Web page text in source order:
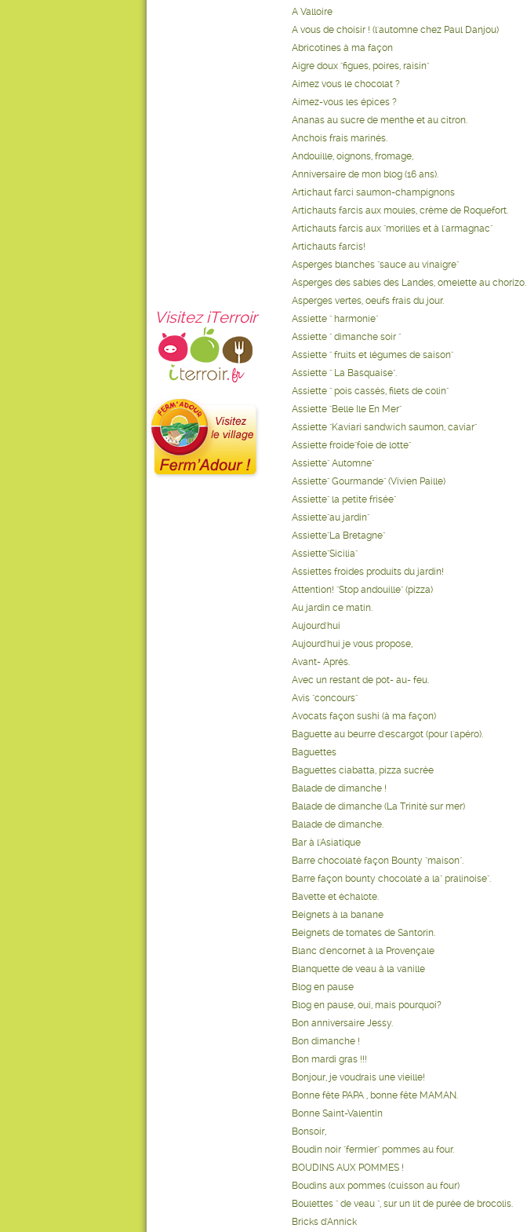
Visitez iTerroir
A Valloire
A vous de choisir ! (l'automne chez Paul Danjou)
Abricotines à ma façon
Aigre doux "figues, poires, raisin"
Aimez vous le chocolat ?
Aimez-vous les épices ?
Ananas au sucre de menthe et au citron.
Anchois frais marinés.
Andouille, oignons, fromage,
Anniversaire de mon blog (16 ans).
Artichaut farci saumon-champignons
Artichauts farcis aux moules, crème de Roquefort.
Artichauts farcis aux "morilles et à l'armagnac"
Artichauts farcis!
Asperges blanches "sauce au vinaigre"
Asperges des sables des Landes, omelette au chorizo.
Asperges vertes, oeufs frais du jour.
Assiette " harmonie"
Assiette " dimanche soir "
Assiette " fruits et légumes de saison"
Assiette " La Basquaise".
Assiette " pois cassés, filets de colin"
Assiette "Belle Ile En Mer"
Assiette "Kaviari sandwich saumon, caviar"
Assiette froide"foie de lotte"
Assiette" Automne"
Assiette" Gourmande" (Vivien Paille)
Assiette" la petite frisée"
Assiette"au jardin"
Assiette"La Bretagne"
Assiette"Sicilia"
Assiettes froides produits du jardin!
Attention! "Stop andouille" (pizza)
Au jardin ce matin.
Aujourd'hui
Aujourd'hui je vous propose,
Avant- Aprés.
Avec un restant de pot- au- feu.
Avis "concours"
Avocats façon sushi (à ma façon)
Baguette au beurre d'escargot (pour l'apéro).
Baguettes
Baguettes ciabatta, pizza sucrée
Balade de dimanche !
Balade de dimanche (La Trinité sur mer)
Balade de dimanche.
Bar à l'Asiatique
Barre chocolaté façon Bounty "maison".
Barre façon bounty chocolaté a la" pralinoise".
Bavette et échalote.
Beignets à la banane
Beignets de tomates de Santorin.
Blanc d'encornet à la Provençale
Blanquette de veau à la vanille
Blog en pause
Blog en pause, oui, mais pourquoi?
Bon anniversaire Jessy.
Bon dimanche !
Bon mardi gras !!!
Bonjour, je voudrais une vieille!
Bonne fête PAPA , bonne fête MAMAN.
Bonne Saint-Valentin
Bonsoir,
Boudin noir "fermier" pommes au four.
BOUDINS AUX POMMES !
Boudins aux pommes (cuisson au four)
Boulettes " de veau ", sur un lit de purée de brocolis.
Bricks d'Annick